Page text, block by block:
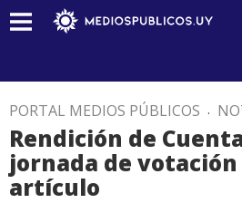
PORTAL MEDIOS PÚBLICOS .
Rendición de
jornada de
artículo